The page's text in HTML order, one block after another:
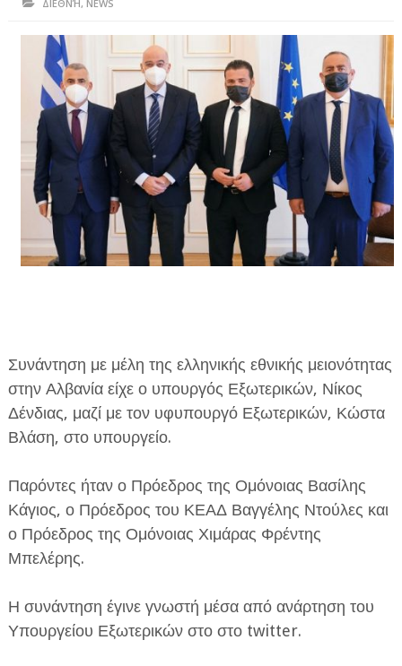
ΗΠΕΙΡΟΣ
ΠΡΕΒΕΖΑ
ΑΡΤΑ
ΙΩΑΝΝΙΝΑ
ΘΕΣΠΡΩΤΙΑ
ΙΟΝΙΑ ΝΗΣΙΑ
ΚΑΙ ΕΛΛΑΔΑ
ΥΓΕΙΑ-ΟΜΟΡΦΙΑ
ΤΕΧΝΟΛΟΓΙΑ
ΔΙΕΘΝΗ
ΕΦΗΜΕΡΙΔΑ Η ΠΑΡΓΑ
ΔΙΕΘΝΉ, NEWS
Συνάντηση με μέλη της ελληνικής εθνικής μειονότητας
στην Αλβανία είχε ο υπουργός Εξωτερικών, Νίκος
Δένδιας, μαζί με τον υφυπουργό Εξωτερικών, Κώστα
Βλάση, στο υπουργείο.
Παρόντες ήταν ο Πρόεδρος της Ομόνοιας Βασίλης
Κάγιος, ο Πρόεδρος του ΚΕΑΔ Βαγγέλης Ντούλες και
ο Πρόεδρος της Ομόνοιας Χιμάρας Φρέντης
Μπελέρης.
Η συνάντηση έγινε γνωστή μέσα από ανάρτηση του
Υπουργείου Εξωτερικών στο στο twitter.